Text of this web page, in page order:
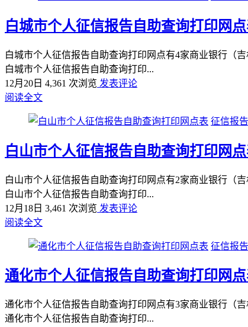
白城市个人征信报告自助查询打印网
白城市个人征信报告自助查询打印网点有4家商业银行（
白城市个人征信报告自助查询打印...
12月20日 4,361 次浏览 发表评论
阅读全文
征信报
白山市个人征信报告自助查询打印网
白山市个人征信报告自助查询打印网点有2家商业银行（
白山市个人征信报告自助查询打印...
12月18日 3,461 次浏览 发表评论
阅读全文
征信报
通化市个人征信报告自助查询打印网
通化市个人征信报告自助查询打印网点有3家商业银行（
通化市个人征信报告自助查询打印...